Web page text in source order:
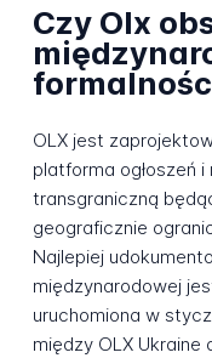
Czy Olx
OLX jest
platforma ogłoszeń
transgraniczną
geograficznie
Najlepiej
międzynarodowej
uruchomiona w
między OLX Ukraine